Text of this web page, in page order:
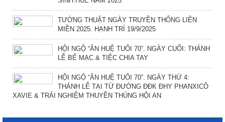
TƯỜNG THUẬT NGÀY TRUYỀN THỐNG LIÊN
MIỀN 2025. HẠNH TRÍ 19/9/2025
HỘI NGỘ “ÂN HUỆ TUỔI 70”. NGÀY CUỐI: THÁNH
LỄ BẾ MẠC & TIỆC CHIA TAY
HỘI NGỘ “ÂN HUỆ TUỔI 70”. NGÀY THỨ 4:
THÁNH LỄ TẠI TỪ ĐƯỜNG ĐĐK ĐHY PHANXICÔ
XAVIE & TRẢI NGHIỆM THUYỀN THÚNG HỘI AN